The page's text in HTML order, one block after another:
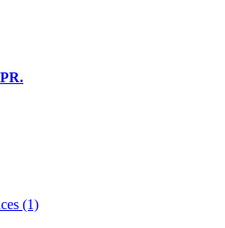
(1)